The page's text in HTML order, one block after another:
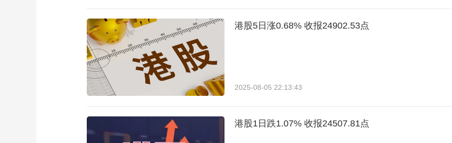
港股5日涨0.68% 收报24902.53点
2025-08-05 22:13:43
港股1日跌1.07% 收报24507.81点